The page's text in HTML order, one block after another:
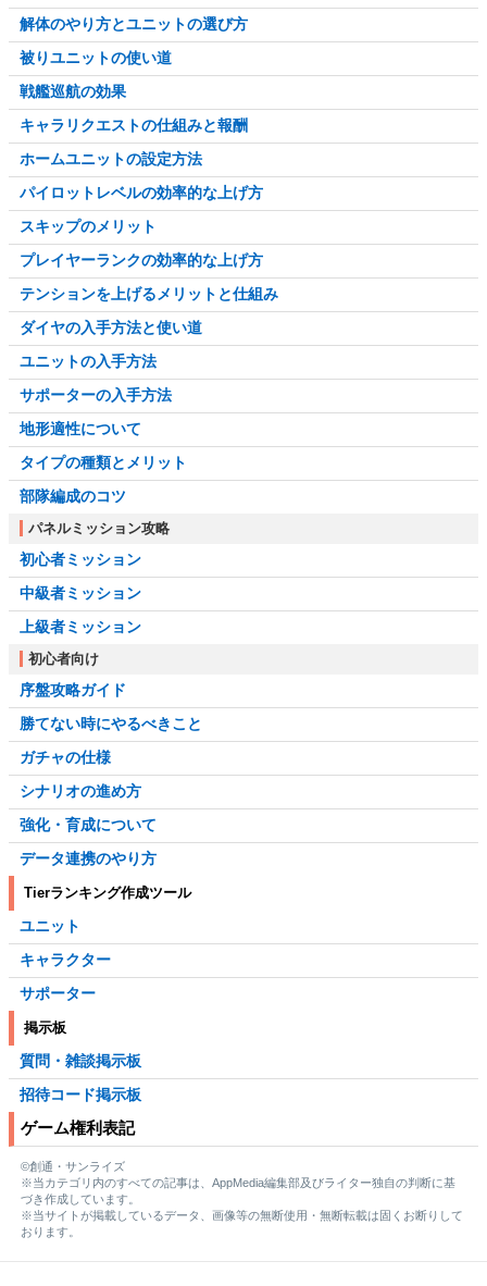
解体のやり方とユニットの選び方
被りユニットの使い道
戦艦巡航の効果
キャラリクエストの仕組みと報酬
ホームユニットの設定方法
パイロットレベルの効率的な上げ方
スキップのメリット
プレイヤーランクの効率的な上げ方
テンションを上げるメリットと仕組み
ダイヤの入手方法と使い道
ユニットの入手方法
サポーターの入手方法
地形適性について
タイプの種類とメリット
部隊編成のコツ
パネルミッション攻略
初心者ミッション
中級者ミッション
上級者ミッション
初心者向け
序盤攻略ガイド
勝てない時にやるべきこと
ガチャの仕様
シナリオの進め方
強化・育成について
データ連携のやり方
Tierランキング作成ツール
ユニット
キャラクター
サポーター
掲示板
質問・雑談掲示板
招待コード掲示板
ゲーム権利表記
©創通・サンライズ
※当カテゴリ内のすべての記事は、AppMedia編集部及びライター独自の判断に基
づき作成しています。
※当サイトが掲載しているデータ、画像等の無断使用・無断転載は固くお断りして
おります。